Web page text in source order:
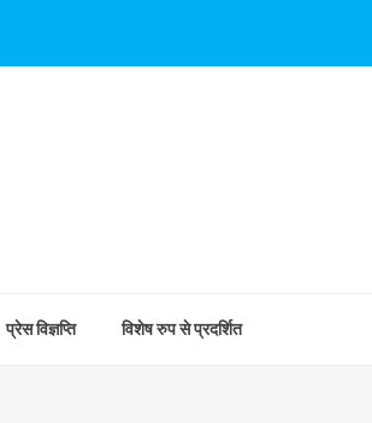
प्रेस विज्ञप्ति विशेष रुप से प्रदर्शित